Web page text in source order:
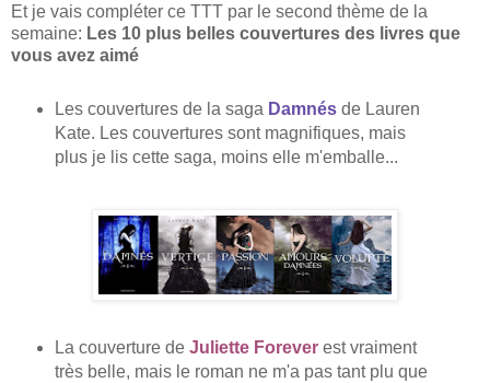
Et je vais compléter ce TTT par le second thème de la
semaine: Les 10 plus belles couvertures des livres que
vous avez aimé
Les couvertures de la saga Damnésde Lauren
Kate. Les couvertures sont magnifiques, mais
plus je lis cette saga, moins elle m'emballe...
La couverture de Juliette Foreverest vraiment
très belle, mais le roman ne m'a pas tant plu que